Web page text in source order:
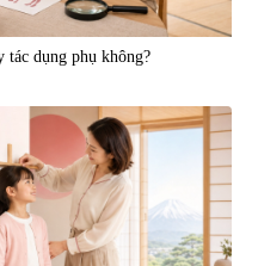
tác dụng phụ không?